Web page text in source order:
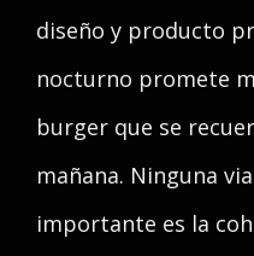
diseño y producto
nocturno promete
burger que se
mañana. Ninguna
importante es la